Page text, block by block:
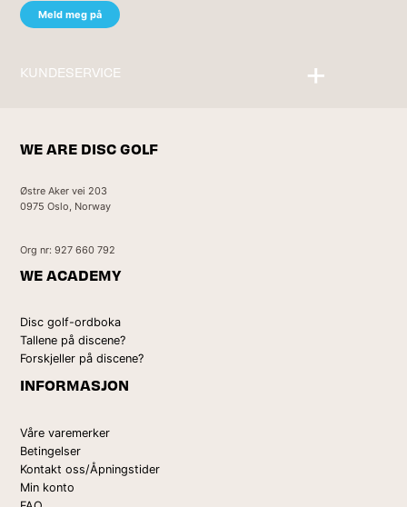
KUNDESERVICE
WE ARE DISC GOLF
Østre Aker vei 203
0975 Oslo, Norway
Org nr: 927 660 792
WE ACADEMY
Disc golf-ordboka
Tallene på discene?
Forskjeller på discene?
INFORMASJON
Våre varemerker
Betingelser
Kontakt oss/Åpningstider
Min konto